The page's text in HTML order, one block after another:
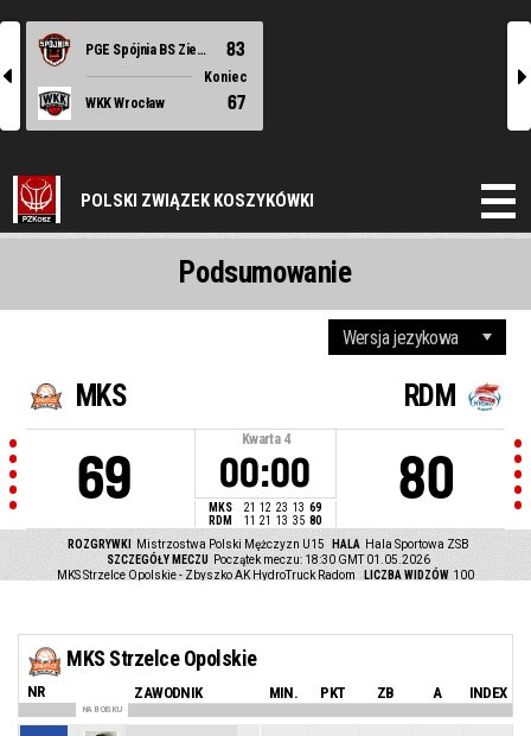
l
PGE Spójnia BS Ziemi Szczecińskiej Stargard 83
Koniec
WKK Wrocław
67
r
POLSKI ZWIĄZEK KOSZYKÓWKI
MKS
69
Kwarta 4
00:00
MKS 21 12 23 13 69
RDM
11 21 13 35 80
RDM
80
ROZGRYWKI Mistrzostwa Polski Mężczyzn U15 HALA
Hala Sportowa ZSB
SZCZEGÓŁY MECZU
Początek meczu: 18:30 GMT 01.05.2026
MKS Strzelce Opolskie - Zbyszko AK HydroTruck Radom
LICZBA WIDZÓW 100
Podsumowanie
MKS Strzelce Opolskie
NR ZAWODNIK MIN. PKT ZB A INDEX
NA BOISKU